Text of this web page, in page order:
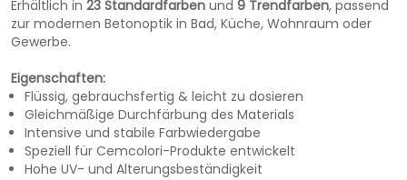
Erhältlich in 23 Standardfarben und 9 Trendfarben, passend
zur modernen Betonoptik in Bad, Küche, Wohnraum oder
Gewerbe.
Eigenschaften:
Flüssig, gebrauchsfertig & leicht zu dosieren
Gleichmäßige Durchfärbung des Materials
Intensive und stabile Farbwiedergabe
Speziell für Cemcolori-Produkte entwickelt
Hohe UV- und Alterungsbeständigkeit